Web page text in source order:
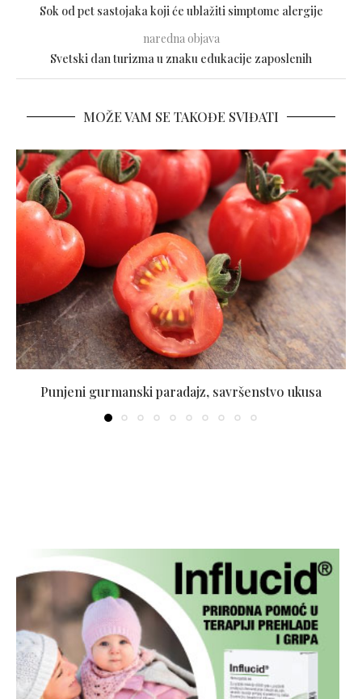
Sok od pet sastojaka koji će ublažiti simptome alergije
naredna objava
Svetski dan turizma u znaku edukacije zaposlenih
MOŽE VAM SE TAKOĐE SVIĐATI
Punjeni gurmanski paradajz, savršenstvo ukusa